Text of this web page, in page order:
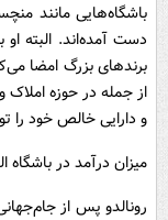
باشگاه‌هایی مانند
دست آمده‌اند. البته
برندهای بزرگ امضا
از جمله در حوزه
و دارایی خالص خود را
میزان درآمد در باشگاه